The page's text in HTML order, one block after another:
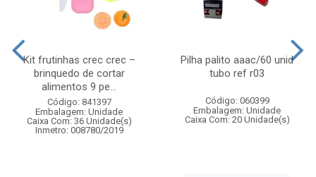
Kit frutinhas crec crec –
brinquedo de cortar
alimentos 9 pe...
Código: 841397
Embalagem: Unidade
Caixa Com: 36 Unidade(s)
Inmetro: 008780/2019
Pilha palito aaac/60 unid
tubo ref r03
Código: 060399
Embalagem: Unidade
Caixa Com: 20 Unidade(s)